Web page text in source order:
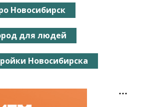
Новосибирск
для людей
Новосибирска